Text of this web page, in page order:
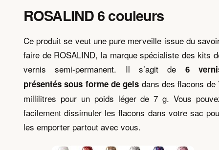
ROSALIND 6 couleurs
Ce produit se veut une pure merveille issue du
faire de ROSALIND, la marque spécialiste des kits
vernis semi-permanent. Il s’agit de 6
présentés sous forme de gels dans des flacons de
millilitres pour un poids léger de 7 g. Vous
facilement dissimuler les flacons dans votre sac
les emporter partout avec vous.